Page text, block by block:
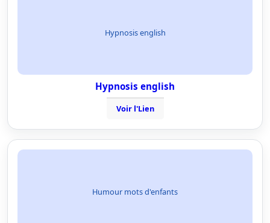
Hypnosis english
Hypnosis english
Voir l'Lien
Humour mots d'enfants